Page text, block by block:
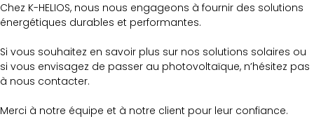
Chez K-HELIOS, nous nous engageons à fournir des solutions
énergétiques durables et performantes.
Si vous souhaitez en savoir plus sur nos solutions solaires ou
si vous envisagez de passer au photovoltaïque, n’hésitez pas
à nous contacter.
Merci à notre équipe et à notre client pour leur confiance.